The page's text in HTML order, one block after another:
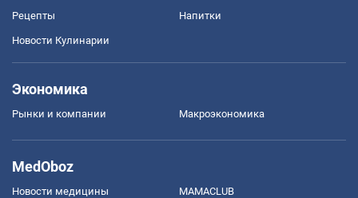
Рецепты Напитки
Новости Кулинарии
Экономика
Рынки и компании Mакроэкономика
MedOboz
Новости медицины MAMACLUB